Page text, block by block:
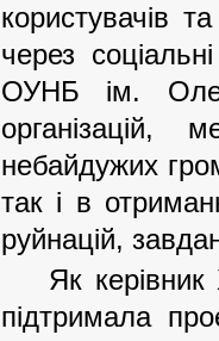
користувачів
через
ОУНБ ім.
організацій,
небайдужих
так і в
руйнацій,
Як
підтримала